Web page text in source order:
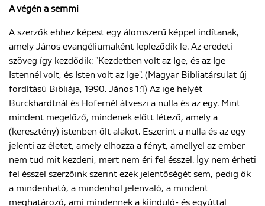
A végén a semmi
A szerzők ehhez képest egy álomszerű képpel indítanak,
amely János evangéliumaként lepleződik le. Az eredeti
szöveg így kezdődik: "Kezdetben volt az Ige, és az Ige
Istennél volt, és Isten volt az Ige". (Magyar Bibliatársulat új
fordítású Bibliája, 1990. János 1:1) Az ige helyét
Burckhardtnál és Höfernél átveszi a nulla és az egy. Mint
mindent megelőző, mindenek előtt létező, amely a
(keresztény) istenben ölt alakot. Eszerint a nulla és az egy
jelenti az életet, amely elhozza a fényt, amellyel az ember
nem tud mit kezdeni, mert nem éri fel ésszel. Így nem érheti
fel ésszel szerzőink szerint ezek jelentőségét sem, pedig ők
a mindenható, a mindenhol jelenvaló, a mindent
meghatározó, ami mindennek a kiinduló- és egyúttal